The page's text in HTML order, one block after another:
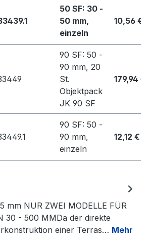
50 SF: 30 -
50 mm,
einzeln
10,56 €
90 SF: 50 -
90 mm, 20
St.
Objektpack
JK 90 SF
179,94 €
90 SF: 50 -
90 mm,
einzeln
12,12 €
mm NUR ZWEI MODELLE FÜR
30 - 500 MMDa der direkte
einer Terras… Mehr